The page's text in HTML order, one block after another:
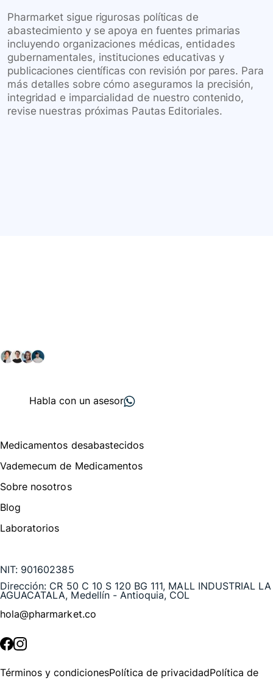
Pharmarket sigue rigurosas políticas de
abastecimiento y se apoya en fuentes primarias
incluyendo organizaciones médicas, entidades
gubernamentales, instituciones educativas y
publicaciones científicas con revisión por pares. Para
más detalles sobre cómo aseguramos la precisión,
integridad e imparcialidad de nuestro contenido,
revise nuestras próximas Pautas Editoriales.
Habla con un asesor
Medicamentos desabastecidos
Vademecum de Medicamentos
Sobre nosotros
Blog
Laboratorios
NIT: 901602385
Dirección: CR 50 C 10 S 120 BG 111, MALL INDUSTRIAL LA
AGUACATALA, Medellín - Antioquia, COL
hola@pharmarket.co
Términos y condicionesPolítica de privacidadPolítica de